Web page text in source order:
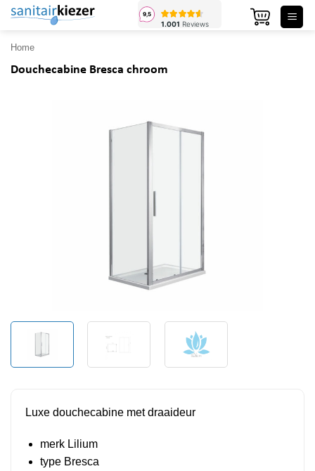
Ga
inhoud
Home
Douchecabine Bresca chroom
Luxe douchecabine met draaideur
merk Lilium
type Bresca